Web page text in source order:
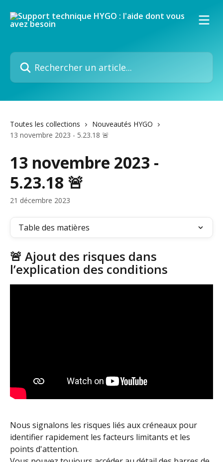
Rechercher un article...
Toutes les collections
Nouveautés HYGO
13 novembre 2023 - 5.23.18 🚨
13 novembre 2023 -
5.23.18 🚨
21 décembre 2023
Table des matières
🚨 Ajout des risques dans
l’explication des conditions
Nous signalons les risques liés aux créneaux pour
identifier rapidement les facteurs limitants et les
points d'attention.